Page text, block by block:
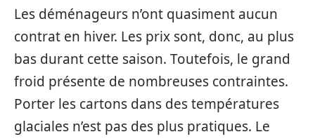
Les déménageurs n’ont quasiment aucun
contrat en hiver. Les prix sont, donc, au plus
bas durant cette saison. Toutefois, le grand
froid présente de nombreuses contraintes.
Porter les cartons dans des températures
glaciales n’est pas des plus pratiques. Le